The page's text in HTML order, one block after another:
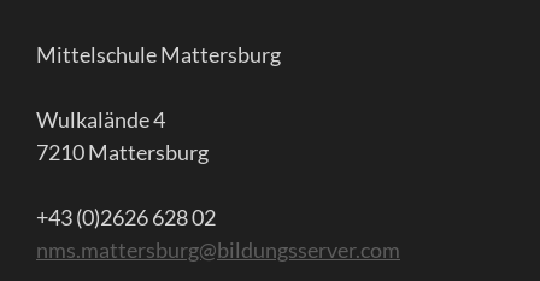
Mittelschule Mattersburg
Wulkalände 4
7210 Mattersburg
+43 (0)2626 628 02
nms.mattersburg@bildungsserver.com